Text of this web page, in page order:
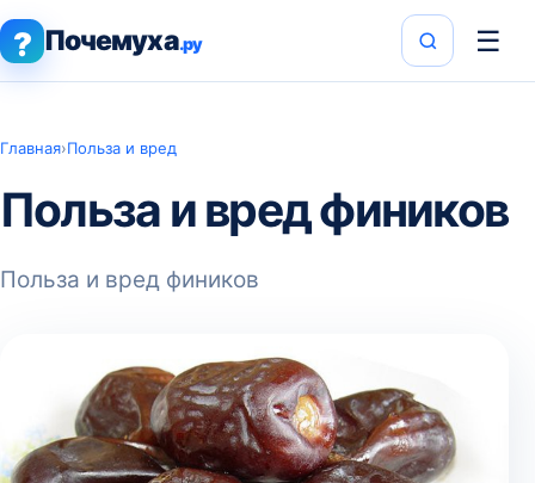
? Почемуха.ру ☰
Главная›Польза и вред
Польза и вред фиников
Польза и вред фиников